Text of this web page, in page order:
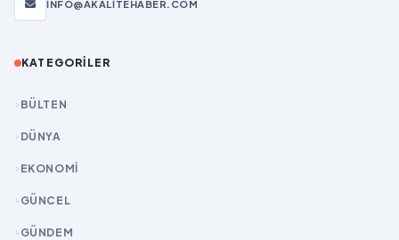
INFO@AKALITEHABER.COM
KATEGORILER
BÜLTEN
DÜNYA
EKONOMİ
GÜNCEL
GÜNDEM